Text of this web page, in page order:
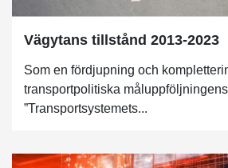
Vägytans tillstånd 2013-2023
Som en fördjupning och
transportpolitiska
”Transportsystemets...